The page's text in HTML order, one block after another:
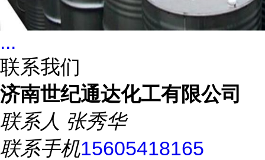
...
联系我们
济南世纪通达化工有限公司
联系人 张秀华
联系手机15605418165